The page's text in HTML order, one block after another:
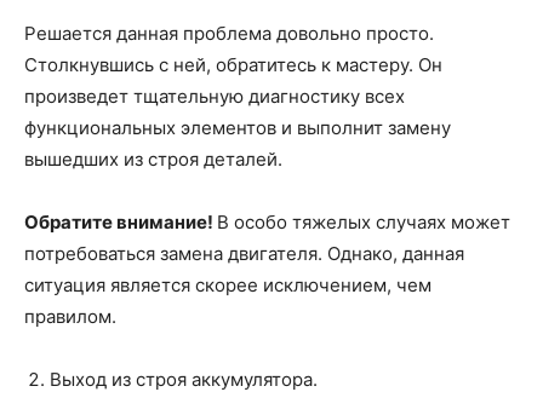
Решается данная проблема довольно просто.
Столкнувшись с ней, обратитесь к мастеру. Он
произведет тщательную диагностику всех
функциональных элементов и выполнит замену
вышедших из строя деталей.
Обратите внимание! В особо тяжелых случаях может
потребоваться замена двигателя. Однако, данная
ситуация является скорее исключением, чем
правилом.
Выход из строя аккумулятора.